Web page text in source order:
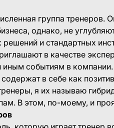
группа тренеров.
однако, не
и стандартных
в качестве
иным событиям в компании.
в себе как
я их называю
В этом, по-моему, и